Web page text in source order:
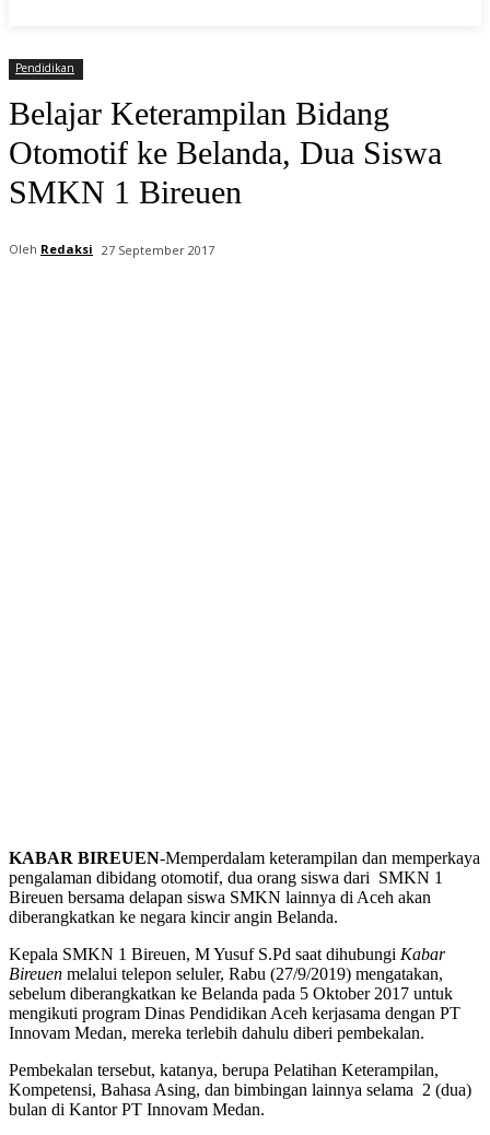
Pendidikan
Belajar Keterampilan Bidang
Otomotif ke Belanda, Dua Siswa
SMKN 1 Bireuen
Oleh Redaksi 27 September 2017
KABAR BIREUEN-Memperdalam keterampilan dan memperkaya
pengalaman dibidang otomotif, dua orang siswa dari SMKN 1
Bireuen bersama delapan siswa SMKN lainnya di Aceh akan
diberangkatkan ke negara kincir angin Belanda.
Kepala SMKN 1 Bireuen, M Yusuf S.Pd saat dihubungi Kabar
Bireuen melalui telepon seluler, Rabu (27/9/2019) mengatakan,
sebelum diberangkatkan ke Belanda pada 5 Oktober 2017 untuk
mengikuti program Dinas Pendidikan Aceh kerjasama dengan PT
Innovam Medan, mereka terlebih dahulu diberi pembekalan.
Pembekalan tersebut, katanya, berupa Pelatihan Keterampilan,
Kompetensi, Bahasa Asing, dan bimbingan lainnya selama 2 (dua)
bulan di Kantor PT Innovam Medan.